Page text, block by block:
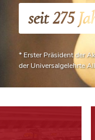
seit 275
* Erster Präsident der
der Universalgelehrte